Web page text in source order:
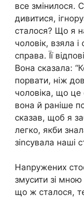
все змінилося.
дивитися,
сталося? Що я
чоловік, взяла
справа. Її
Вона сказала:
порвати, ніж
чоловіка, що
вона й раніше
сказав, щоб я
легко, якби
зіnсувала наші
Наnружених
змусити зі мною
що ж сталося,